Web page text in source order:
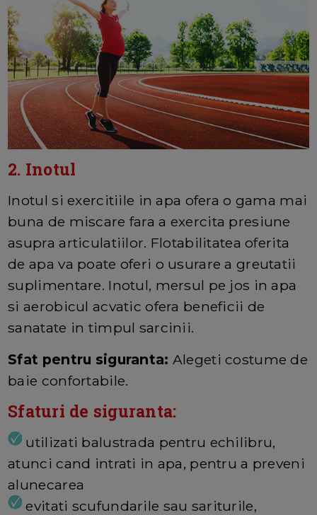
2. Inotul
Inotul si exercitiile in apa ofera o gama mai
buna de miscare fara a exercita presiune
asupra articulatiilor. Flotabilitatea oferita
de apa va poate oferi o usurare a greutatii
suplimentare. Inotul, mersul pe jos in apa
si aerobicul acvatic ofera beneficii de
sanatate in timpul sarcinii.
Sfat pentru siguranta: Alegeti costume de
baie confortabile.
Sfaturi de siguranta:
utilizati balustrada pentru echilibru,
atunci cand intrati in apa, pentru a preveni
alunecarea
evitati scufundarile sau sariturile,